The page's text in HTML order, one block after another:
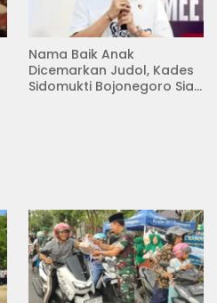
Nama Baik Anak
Dicemarkan Judol, Kades
Sidomukti Bojonegoro Siap